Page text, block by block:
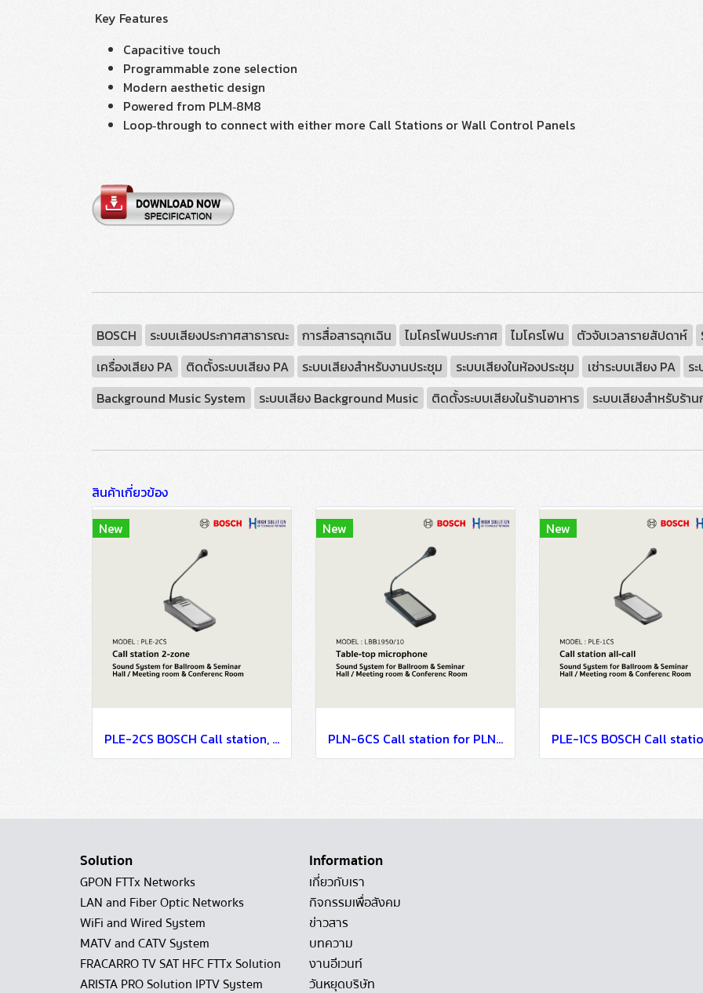
Key Features
Capacitive touch
Programmable zone selection
Modern aesthetic design
Powered from PLM‑8M8
Loop‑through to connect with either more Call Stations or Wall Control Panels
BOSCH ระบบเสียงประกาศสาธารณะ การสื่อสารฉุกเฉิน ไมโครโฟนประกาศ ไมโครโฟน ตัวจับเวลารายสัปดาห์
เครื่องเสียง PA
ติดตั้งระบบเสียง PA ระบบเสียงสำหรับงานประชุม ระบบเสียงในห้องประชุม เช่าระบบเสียง PA
ร
Background Music System
ระบบเสียง Background Music ติดตั้งระบบเสียงในร้านอาหาร ระบบเสียงสำหรับร้า
สินค้าเกี่ยวข้อง
New
PLE-2CS BOSCH Call station, 2-zone / Sound System for Ballroom & Seminar Hall / Meeting room & Conference Room
New
PLN-6CS Call station for PLN-6AIO240, 6-zone / Sound System for Ballroom & Seminar Hall / Meeting room & Conference Room
New
Solution
GPON FTTx Networks
LAN and Fiber Optic Networks
WiFi and Wired System
MATV and CATV System
FRACARRO TV SAT HFC FTTx Solution
ARISTA PRO Solution IPTV System
Information
เกี่ยวกับเรา
กิจกรรมเพื่อสังคม
ข่าวสาร
บทความ
งานอีเวนท์
วันหยุดบริษัท